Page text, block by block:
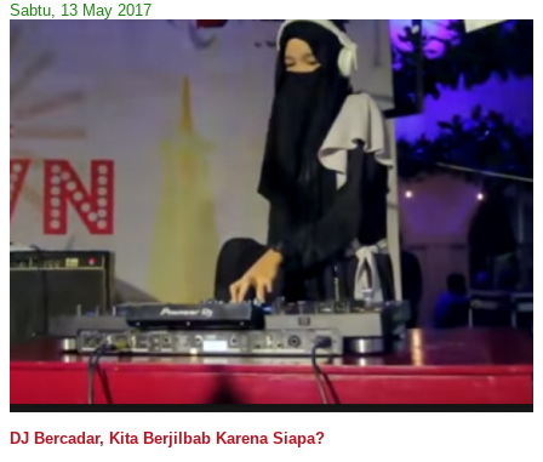
Sabtu, 13 May 2017
DJ Bercadar, Kita Berjilbab Karena Siapa?